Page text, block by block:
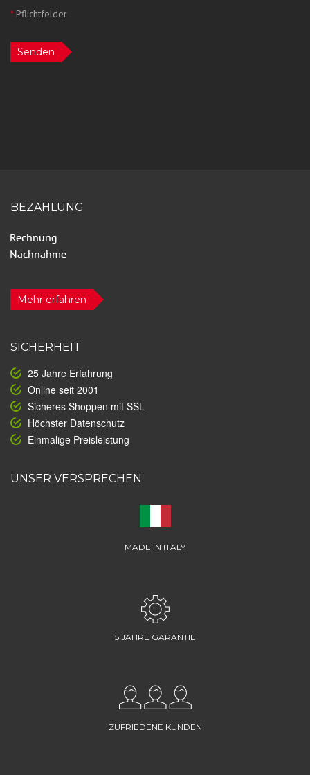
*Pflichtfelder
Senden
BEZAHLUNG
Mehr erfahren
SICHERHEIT
25 Jahre Erfahrung
Online seit 2001
Sicheres Shoppen mit SSL
Höchster Datenschutz
Einmalige Preisleistung
UNSER VERSPRECHEN
MADE IN ITALY
5 JAHRE GARANTIE
ZUFRIEDENE KUNDEN